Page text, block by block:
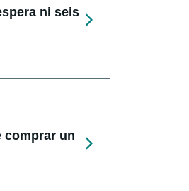
ni seis
comprar un